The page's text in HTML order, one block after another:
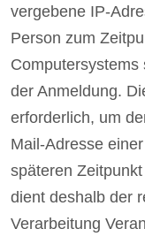
vergebene IP-
Person zum
der Anmeldung.
erforderlich, um
Mail-Adresse
späteren
dient deshalb der
Verarbeitung